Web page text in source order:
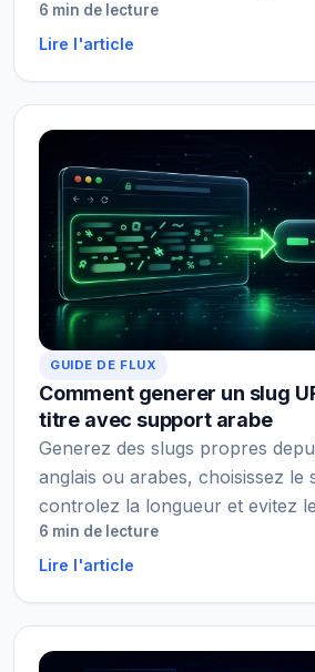
6 min de lecture
Lire l'article
GUIDE DE FLUX
Comment generer un slug
titre avec support arabe
Generez des slugs propres
anglais ou arabes, choisissez le
controlez la longueur et evitez
6 min de lecture
Lire l'article